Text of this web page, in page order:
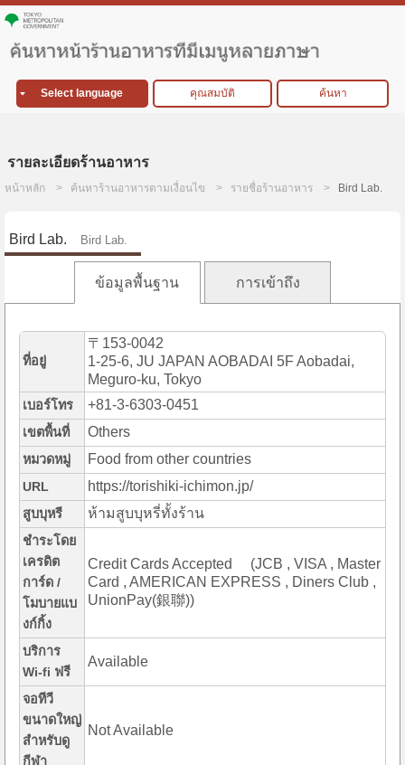
Select language คุณสมบัติ ค้นหา
รายละเอียดร้านอาหาร
หน้าหลัก ค้นหาร้านอาหารตามเงื่อนไข รายชื่อร้านอาหาร Bird Lab.
Bird Lab. Bird Lab.
ข้อมูลพื้นฐาน การเข้าถึง
ที่อยู่
〒153-0042
1-25-6, JU JAPAN AOBADAI 5F Aobadai,
Meguro-ku, Tokyo
เบอร์โทร +81-3-6303-0451
เขตพื้นที่ Others
หมวดหมู่ Food from other countries
URL https://torishiki-ichimon.jp/
สูบบุหรี ห้ามสูบบุหรี่ทั้งร้าน
ชำระโดย
เครดิต
การ์ด /
โมบายแบ
งก์กิ้ง
Credit Cards Accepted (JCB , VISA , Master
Card , AMERICAN EXPRESS , Diners Club ,
UnionPay(銀聯))
บริการ
Wi-fi ฟรี
Available
จอทีวี
ขนาดใหญ่
สำหรับดู
กีฬา
Not Available